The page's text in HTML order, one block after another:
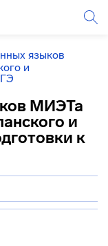
языков
и
МИЭТа
и
к